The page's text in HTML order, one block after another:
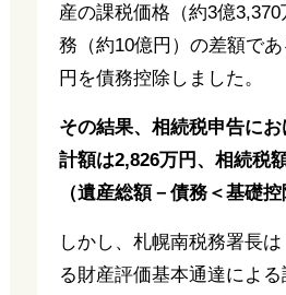
産の課税価格（約3億
務（約10億円）の差額で
円を債務控除しました。
その結果、相続税申告に
計額は2,826万円、相続税
（遺産総額－債務＜基礎控
しかし、札幌南税務署長
る財産評価基本通達によ